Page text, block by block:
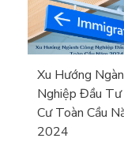
Xu Hướng
Nghiệp Đầu Tư
Cư Toàn Cầu
2024